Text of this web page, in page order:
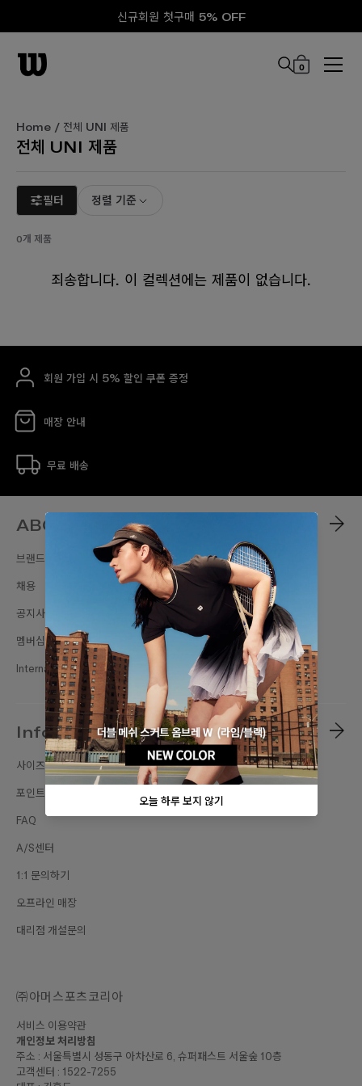
신규회원 첫구매 5% OFF
0
Home / 전체 UNI 제품
전체 UNI 제품
필터 정렬 기준
0개 제품
죄송합니다. 이 컬렉션에는 제품이 없습니다.
회원 가입 시 5% 할인 쿠폰 증정
매장 안내
무료 배송
ABOUT
브랜드스토리
채용
공지사항
멤버십
International Sites
Information
사이즈가이드
포인트 혜택
FAQ
A/S센터
1:1 문의하기
오프라인 매장
대리점 개설문의
㈜아머스포츠코리아
서비스 이용약관
개인정보 처리방침
주소 : 서울특별시 성동구 아차산로 6, 슈퍼패스트 서울숲 10층
고객센터 : 1522-7255